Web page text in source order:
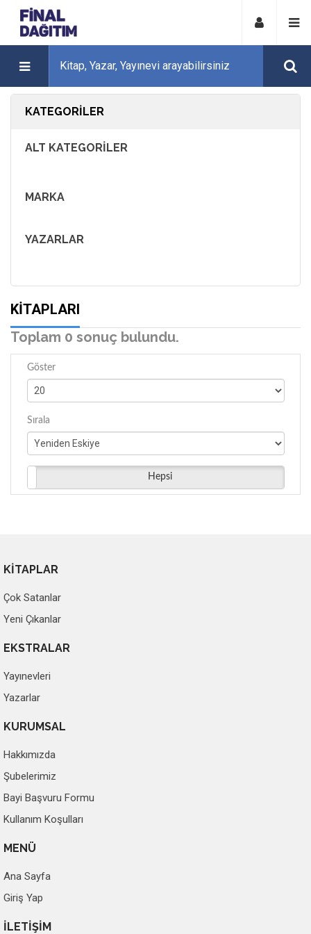
KATEGORILER
ALT KATEGORILER
MARKA
YAZARLAR
KITAPLARI
Toplam 0 sonuç bulundu.
Göster
Sırala
Hepsi
KİTAPLAR
Çok Satanlar
Yeni Çıkanlar
EKSTRALAR
Yayınevleri
Yazarlar
KURUMSAL
Hakkımızda
Şubelerimiz
Bayi Başvuru Formu
Kullanım Koşulları
MENÜ
Ana Sayfa
Giriş Yap
İLETİŞİM